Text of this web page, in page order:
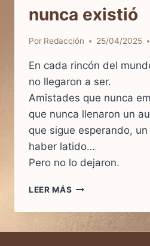
nunca existió
Por Redacción 25/04/2025
En cada rincón del
no llegaron a ser.
Amistades que nunca
que nunca llenaron un
que sigue esperando,
haber latido…
Pero no lo dejaron.
LEER MÁS UN
QUE
PUDO